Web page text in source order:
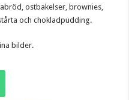
ostbakelser, brownies,
och chokladpudding.
bilder.